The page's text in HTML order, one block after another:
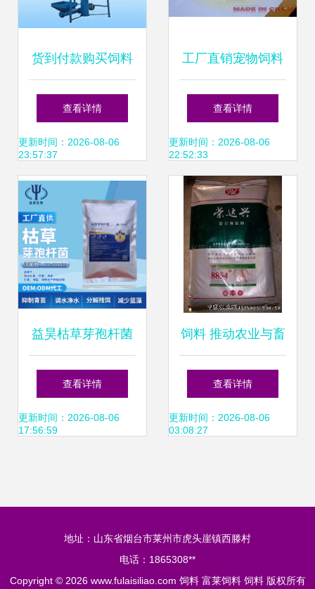
货到付款购买饲料
的实用指南与注意
事项
查看详情
更新时间：2026-08-06
23:57:37
工厂直销宠物饲料
用代乳粉 精准选购
中国制造饲料产品
的智能导航
查看详情
更新时间：2026-08-06
22:52:33
益昊枯草芽孢杆菌
水产养殖领域的微
生物利器
查看详情
更新时间：2026-08-06
17:56:59
饲料 推动农业与畜
牧业高质量发展的
关键因素
查看详情
更新时间：2026-08-06
03:08:27
地址：山东省烟台市莱州市虎头崖镇西滕村
电话：1865308**
Copyright © 2026 www.fulaisiliao.com 饲料 富莱饲料 饲料版权所有